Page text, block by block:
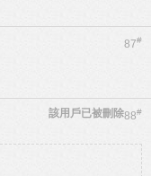
87#
88#
該用戶已被刪除